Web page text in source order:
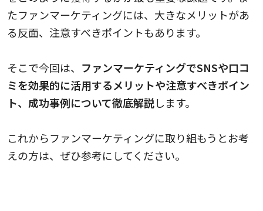
たファンマーケティングには、大きなメリットがあ
る反面、注意すべきポイントもあります。
そこで今回は、 ファンマーケティングでSNSや口コ
ミを効果的に活用するメリットや注意すべきポイン
ト、成功事例について徹底解説します。
これからファンマーケティングに取り組もうとお考
えの方は、ぜひ参考にしてください。